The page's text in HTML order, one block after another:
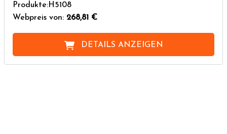
Produkte:H5108
Webpreis von: 268,81 €
DETAILS ANZEIGEN